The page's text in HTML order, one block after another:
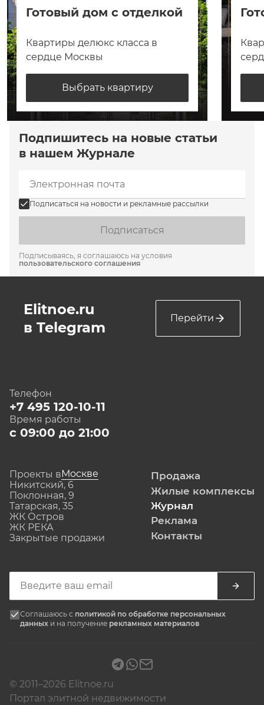
Готовый дом с отделкой
Квартиры делюкс класса в
сердце Москвы
Выбрать квартиру
Подпишитесь на новые статьи
в нашем Журнале
Подписаться на новости и рекламные рассылки
Подписаться
Подписываясь, я соглашаюсь на условия
пользовательского соглашения
Elitnoe.ru
в Telegram
Перейти
Телефон
+7 495 120-10-11
Время работы
с 09:00 до 21:00
Проекты вМоскве
Никитский, 6
Поклонная, 9
Татарская, 35
ЖК Остров
ЖК РЕКА
Закрытые продажи
Продажа
Жилые комплексы
Журнал
Реклама
Контакты
Соглашаюсь с политикой по обработке персональных
данных и на получение рекламных материалов
© 2011–2026 Elitnoe.ru
Портал элитной недвижимости